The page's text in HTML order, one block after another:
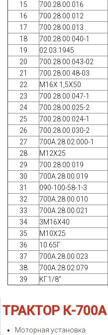
15
700.28.00.016
16
700.28.00.012
17
700.28.00.013
18
700.28.00.040-1
19
02.03.1945
20
700.28.00.043-02
21
700.28.00.48-03
22
M16Х 1,5Х50
23
700.28.00.047-1
24
700.28.00.025-2
25
700.28.00.024-1
26
700.28.00.030-2
27
700А.28.02.000-1
28
М12Х25
29
700.28.00.019
30
700А.28.00.019
31
090-100-58-1-3
32
700А.28.00.010
33
700А.28.00.021
34
3М16Х40
35
М10Х25
36
10.65Г
37
700А.28.00.023
38
700А.28.02.079
39
КГ1/8"
ТРАКТОР К-700А
Моторная установка